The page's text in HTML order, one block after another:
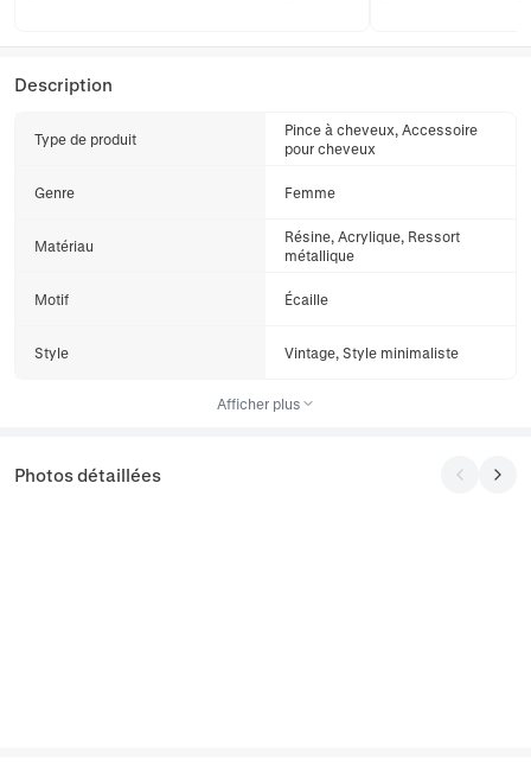
Description
Type de produit
Pince à cheveux, Accessoire
pour cheveux
Genre Femme
Matériau
Résine, Acrylique, Ressort
métallique
Motif Écaille
Style Vintage, Style minimaliste
Afficher plus
Photos détaillées